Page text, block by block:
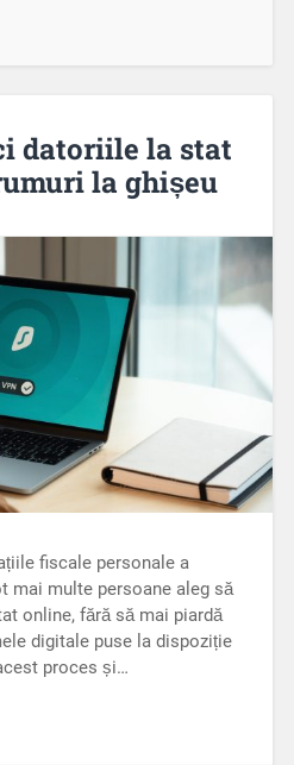
datoriile la stat
la ghișeu
fiscale personale a
mai multe persoane aleg să
online, fără să mai piardă
digitale puse la dispoziție
proces și…